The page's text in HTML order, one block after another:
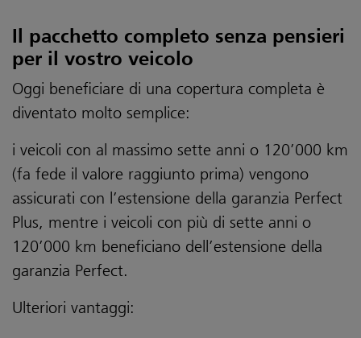
Il pacchetto completo senza pensieri
per il vostro veicolo
Oggi beneficiare di una copertura completa è
diventato molto semplice:
i veicoli con al massimo sette anni o 120’000 km
(fa fede il valore raggiunto prima) vengono
assicurati con l’estensione della garanzia Perfect
Plus, mentre i veicoli con più di sette anni o
120’000 km beneficiano dell’estensione della
garanzia Perfect.
Ulteriori vantaggi: